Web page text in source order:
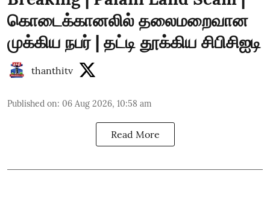
கொடைக்கானலில் தலைமறைவான
முக்கிய நபர் | தட்டி தூக்கிய சிபிசிஐடி
thanthitv
Published on: 06 Aug 2026, 10:58 am
Read More